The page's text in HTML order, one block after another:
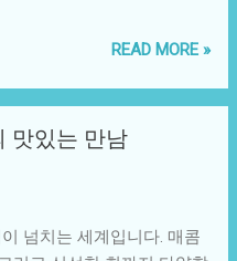
것을 알 수 있다. 현대의
리고 인공지능의 도입 등
사의 주요 요소로 자리 잡
려 할 때 그들에 대한 압박
는 데 도움을 줄 수도 있다.
당한 수사에 적절히 ...
한 비정상적인 행위가 어떻
서는 몇 가지 요소를 살펴
갖는 경쟁의 압박이다. 많
과를 목표로 하여 비리를
을 것으로 추측된다. 둘째,
복잡한 구조와 절차로 뒤
READ MORE »
맛있는 만남
넘치는 세계입니다. 매콤